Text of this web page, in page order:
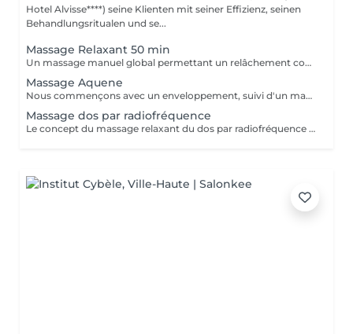
Hotel Alvisse****) seine Klienten mit seiner Effizienz, seinen
Behandlungsritualen und se...
Massage Relaxant 50 min
Un massage manuel global permettant un relâchement complet du corps
Massage Aquene
Nous commençons avec un enveloppement, suivi d'un massage unique. Ce massage, revitalisant et surtout énergisant.
Massage dos par radiofréquence
Le concept du massage relaxant du dos par radiofréquence proposé par NANNIC est une approche innovante qui allie détente profonde et soin technologique avancé. Grâce à l'utilisation de la radiofréquence, ce massage permet de chauffer en douceur les tissus cutanés et sous-cutanés, favorisant une relaxation musculaire optimale tout en stimulant la microcirculation. Cette méthode procure un double bénéfice: -Bien-être immédiat -Soin en profondeur Le massage relaxant du dos par radiofréquence NANNIC est idéal pour les personnes recherchant une expérience de détente haut de gamme associée aux bienfaits esthétiques visibles. C'est un véritable moment de soin holistique, à la fois apaisant pour l'esprit et régénérant pour le corps.